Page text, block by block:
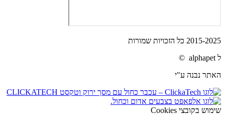
2015-2025 כל הזכויות שמורות
ל alphapet ©
האתר נבנה ע"י
שימוש בקובצי Cookies